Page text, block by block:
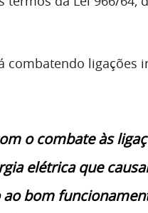
combatendo ligações
o combate às
elétrica que
bom